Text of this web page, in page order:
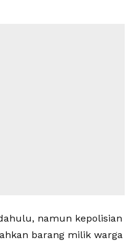
namun kepolisian
barang milik warga